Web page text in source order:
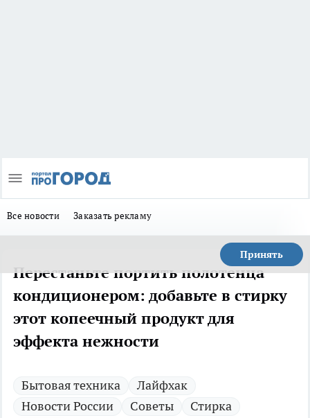
Все новости Заказать рекламу
Принять
Перестаньте портить полотенца
кондиционером: добавьте в стирку
этот копеечный продукт для
эффекта нежности
Бытовая техника
Лайфхак
Новости России
Советы
Стирка